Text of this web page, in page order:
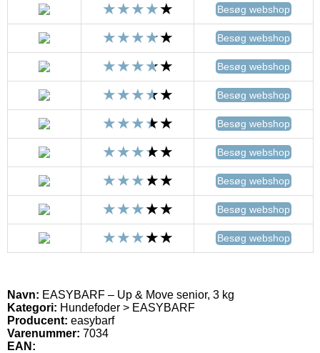
Besøg webshop
Besøg webshop
Besøg webshop
Besøg webshop
Besøg webshop
Besøg webshop
Besøg webshop
Besøg webshop
Besøg webshop
Navn: EASYBARF – Up & Move senior, 3 kg
Kategori: Hundefoder > EASYBARF
Producent: easybarf
Varenummer: 7034
EAN: